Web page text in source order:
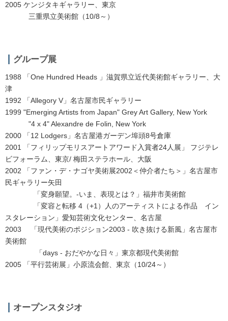
2005 ケンジタキギャラリー、東京
三重県立美術館（10/8～）
グループ展
1988 「One Hundred Heads 」 滋賀県立近代美術館ギャラリー、大
津
1992
「Allegory V」 名古屋市民ギャラリー
1999 "Emerging Artists from Japan" Grey Art Gallery, New York
"4 x 4" Alexandre de Folin, New York
2000
「12 Lodgers」 名古屋港ガーデン埠頭8号倉庫
2001 「フィリップモリスアートアワード入賞者24人展」 フジテレ
ビフォーラム、東京/ 梅田ステラホール、大阪
2002 「ファン・デ・ナゴヤ美術展2002＜仲介者たち＞」名古屋市
民ギャラリー矢田
「変身願望。-いま、表現とは？」福井市美術館
「変容と転移 4（+1）人のアーティストによる作品 イン
スタレーション」愛知芸術文化センター、名古屋
2003 「現代美術のポジション2003 - 吹き抜ける新風」名古屋市
美術館
「days - おだやかな日々」東京都現代美術館
2005 「平行芸術展」小原流会館、東京（10/24～）
オープンスタジオ